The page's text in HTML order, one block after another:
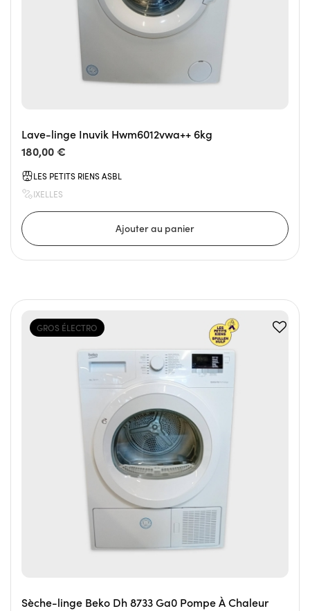
Lave-linge Inuvik Hwm6012vwa++ 6kg
180,00 €
LES PETITS RIENS ASBL
IXELLES
GROS ÉLECTRO
Sèche-linge Beko Dh 8733 Ga0 Pompe À Chaleur